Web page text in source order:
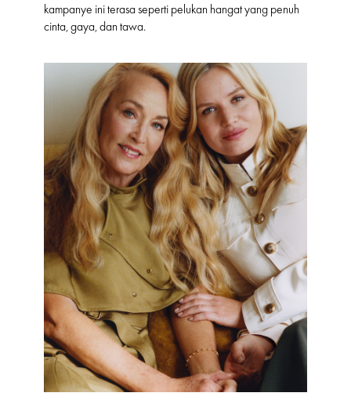
kampanye ini terasa seperti pelukan hangat yang penuh
cinta, gaya, dan tawa.